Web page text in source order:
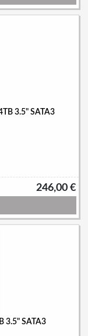
3.5" SATA3
246,00 €
3.5" SATA3